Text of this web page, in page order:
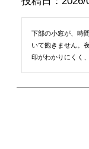
下部の小窓が、時
いて飽きません。
印がわかりにくく